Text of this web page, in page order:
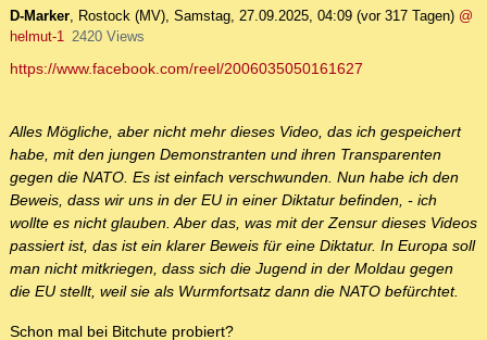
D-Marker, Rostock (MV), Samstag, 27.09.2025, 04:09 (vor 317 Tagen) @
helmut-1 2420 Views
https://www.facebook.com/reel/2006035050161627
Alles Mögliche, aber nicht mehr dieses Video, das ich gespeichert
habe, mit den jungen Demonstranten und ihren Transparenten
gegen die NATO. Es ist einfach verschwunden. Nun habe ich den
Beweis, dass wir uns in der EU in einer Diktatur befinden, - ich
wollte es nicht glauben. Aber das, was mit der Zensur dieses Videos
passiert ist, das ist ein klarer Beweis für eine Diktatur. In Europa soll
man nicht mitkriegen, dass sich die Jugend in der Moldau gegen
die EU stellt, weil sie als Wurmfortsatz dann die NATO befürchtet.
Schon mal bei Bitchute probiert?